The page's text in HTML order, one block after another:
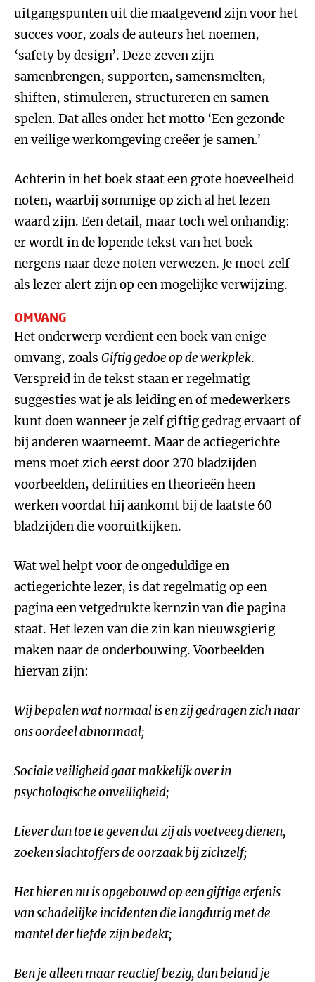
uitgangspunten uit die maatgevend zijn voor het
succes voor, zoals de auteurs het noemen,
‘safety by design’. Deze zeven zijn
samenbrengen, supporten, samensmelten,
shiften, stimuleren, structureren en samen
spelen. Dat alles onder het motto ‘Een gezonde
en veilige werkomgeving creëer je samen.’
Achterin in het boek staat een grote hoeveelheid
noten, waarbij sommige op zich al het lezen
waard zijn. Een detail, maar toch wel onhandig:
er wordt in de lopende tekst van het boek
nergens naar deze noten verwezen. Je moet zelf
als lezer alert zijn op een mogelijke verwijzing.
OMVANG
Het onderwerp verdient een boek van enige
omvang, zoals Giftig gedoe op de werkplek.
Verspreid in de tekst staan er regelmatig
suggesties wat je als leiding en of medewerkers
kunt doen wanneer je zelf giftig gedrag ervaart of
bij anderen waarneemt. Maar de actiegerichte
mens moet zich eerst door 270 bladzijden
voorbeelden, definities en theorieën heen
werken voordat hij aankomt bij de laatste 60
bladzijden die vooruitkijken.
Wat wel helpt voor de ongeduldige en
actiegerichte lezer, is dat regelmatig op een
pagina een vetgedrukte kernzin van die pagina
staat. Het lezen van die zin kan nieuwsgierig
maken naar de onderbouwing. Voorbeelden
hiervan zijn:
Wij bepalen wat normaal is en zij gedragen zich naar
ons oordeel abnormaal;
Sociale veiligheid gaat makkelijk over in
psychologische onveiligheid;
Liever dan toe te geven dat zij als voetveeg dienen,
zoeken slachtoffers de oorzaak bij zichzelf;
Het hier en nu is opgebouwd op een giftige erfenis
van schadelijke incidenten die langdurig met de
mantel der liefde zijn bedekt;
Ben je alleen maar reactief bezig, dan beland je